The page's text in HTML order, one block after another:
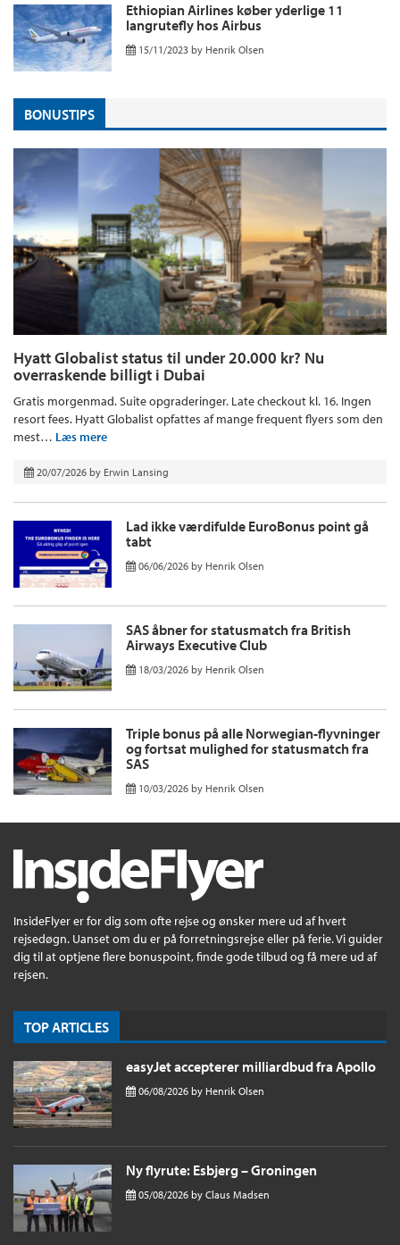
Ethiopian Airlines køber yderlige 11
langrutefly hos Airbus
15/11/2023 by Henrik Olsen
BONUSTIPS
Hyatt Globalist status til under 20.000 kr? Nu
overraskende billigt i Dubai
Gratis morgenmad. Suite opgraderinger. Late checkout kl. 16. Ingen
resort fees. Hyatt Globalist opfattes af mange frequent flyers som den
mest… Læs mere
20/07/2026 by Erwin Lansing
Lad ikke værdifulde EuroBonus point gå
tabt
06/06/2026 by Henrik Olsen
SAS åbner for statusmatch fra British
Airways Executive Club
18/03/2026 by Henrik Olsen
Triple bonus på alle Norwegian-flyvninger
og fortsat mulighed for statusmatch fra
SAS
10/03/2026 by Henrik Olsen
InsideFlyer er for dig som ofte rejse og ønsker mere ud af hvert
rejsedøgn. Uanset om du er på forretningsrejse eller på ferie. Vi guider
dig til at optjene flere bonuspoint, finde gode tilbud og få mere ud af
rejsen.
TOP ARTICLES
easyJet accepterer milliardbud fra Apollo
06/08/2026 by Henrik Olsen
Ny flyrute: Esbjerg – Groningen
05/08/2026 by Claus Madsen